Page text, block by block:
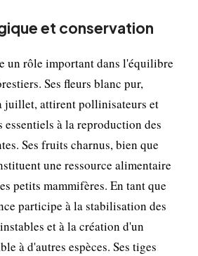
et conservation
un rôle important dans l'équilibre
Ses fleurs blanc pur,
juillet, attirent pollinisateurs et
à la reproduction des
Ses fruits charnus, bien que
une ressource alimentaire
petits mammifères. En tant que
participe à la stabilisation des
et à la création d'un
à d'autres espèces. Ses tiges